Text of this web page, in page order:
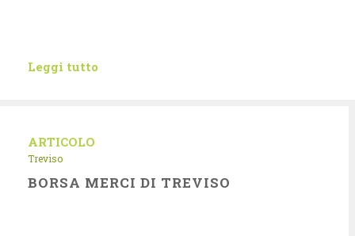
Leggi tutto
ARTICOLO
Treviso
BORSA MERCI DI TREVISO